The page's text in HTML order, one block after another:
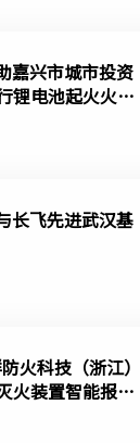
嘉兴市城市投资
锂电池起火火灾
长飞先进武汉基
火科技（浙江）
火装置智能报警